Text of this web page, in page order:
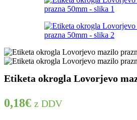
Etiketa okrogla Lovorjevo
0,18€ z DDV